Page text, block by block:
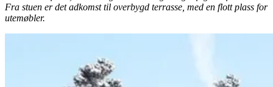
Fra stuen er det adkomst til overbygd terrasse, med en flott plass for
utemøbler.